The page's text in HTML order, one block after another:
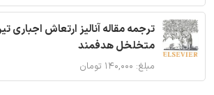
ترجمه مقاله آنالیز ارتعاش اجباری
متخلخل هدفمند
مبلغ: ۱۴۰,۰۰۰ تومان